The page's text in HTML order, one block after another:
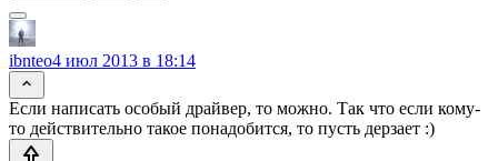
ibnteo4 июл 2013 в 18:14
Если написать особый драйвер, то можно. Так что если кому-
то действительно такое понадобится, то пусть дерзает :)